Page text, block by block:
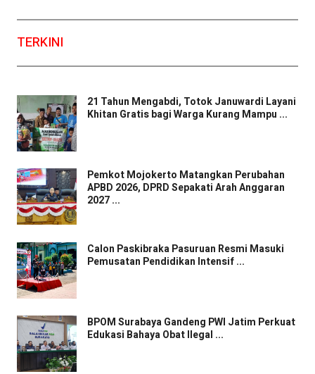
TERKINI
21 Tahun Mengabdi, Totok Januwardi Layani
Khitan Gratis bagi Warga Kurang Mampu ...
Pemkot Mojokerto Matangkan Perubahan
APBD 2026, DPRD Sepakati Arah Anggaran
2027 ...
Calon Paskibraka Pasuruan Resmi Masuki
Pemusatan Pendidikan Intensif ...
BPOM Surabaya Gandeng PWI Jatim Perkuat
Edukasi Bahaya Obat Ilegal ...